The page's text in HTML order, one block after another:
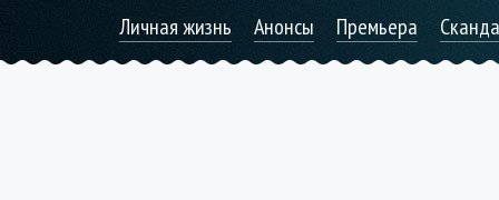
Личная жизнь Анонсы Премьера